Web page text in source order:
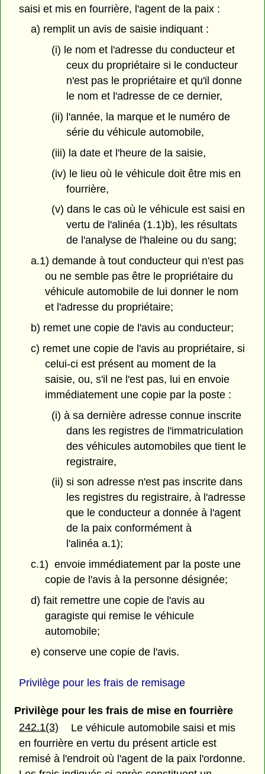
saisi et mis en fourrière, l'agent de la paix :
a) remplit un avis de saisie indiquant :
(i) le nom et l'adresse du conducteur et
ceux du propriétaire si le conducteur
n'est pas le propriétaire et qu'il donne
le nom et l'adresse de ce dernier,
(ii) l'année, la marque et le numéro de
série du véhicule automobile,
(iii) la date et l'heure de la saisie,
(iv) le lieu où le véhicule doit être mis en
fourrière,
(v) dans le cas où le véhicule est saisi en
vertu de l'alinéa (1.1)b), les résultats
de l'analyse de l'haleine ou du sang;
a.1) demande à tout conducteur qui n'est pas
ou ne semble pas être le propriétaire du
véhicule automobile de lui donner le nom
et l'adresse du propriétaire;
b) remet une copie de l'avis au conducteur;
c) remet une copie de l'avis au propriétaire, si
celui-ci est présent au moment de la
saisie, ou, s'il ne l'est pas, lui en envoie
immédiatement une copie par la poste :
(i) à sa dernière adresse connue inscrite
dans les registres de l'immatriculation
des véhicules automobiles que tient le
registraire,
(ii) si son adresse n'est pas inscrite dans
les registres du registraire, à l'adresse
que le conducteur a donnée à l'agent
de la paix conformément à
l'alinéa a.1);
c.1) envoie immédiatement par la poste une
copie de l'avis à la personne désignée;
d) fait remettre une copie de l'avis au
garagiste qui remise le véhicule
automobile;
e) conserve une copie de l'avis.
Privilège pour les frais de remisage
Privilège pour les frais de mise en fourrière
242.1(3)
Le véhicule automobile saisi et mis
en fourrière en vertu du présent article est
remisé à l'endroit où l'agent de la paix l'ordonne.